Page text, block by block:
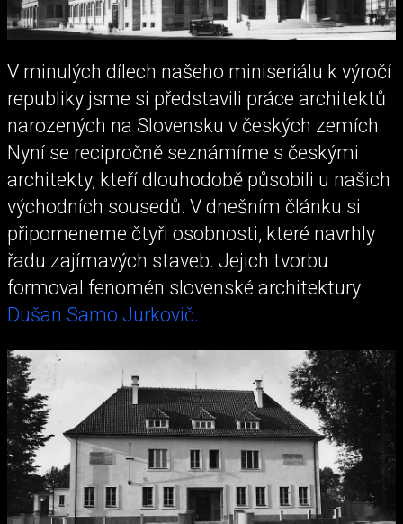
V minulých dílech našeho miniseriálu k výročí
republiky jsme si představili práce architektů
narozených na Slovensku v českých zemích.
Nyní se recipročně seznámíme s českými
architekty, kteří dlouhodobě působili u našich
východních sousedů. V dnešním článku si
připomeneme čtyři osobnosti, které navrhly
řadu zajímavých staveb. Jejich tvorbu
formoval fenomén slovenské architektury
Dušan Samo Jurkovič.